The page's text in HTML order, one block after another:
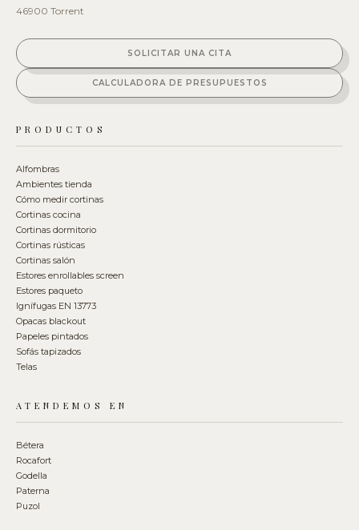
46900 Torrent
SOLICITAR UNA CITA
CALCULADORA DE PRESUPUESTOS
PRODUCTOS
Alfombras
Ambientes tienda
Cómo medir cortinas
Cortinas cocina
Cortinas dormitorio
Cortinas rústicas
Cortinas salón
Estores enrollables screen
Estores paqueto
Ignífugas EN 13773
Opacas blackout
Papeles pintados
Sofás tapizados
Telas
ATENDEMOS EN
Bétera
Rocafort
Godella
Paterna
Puzol